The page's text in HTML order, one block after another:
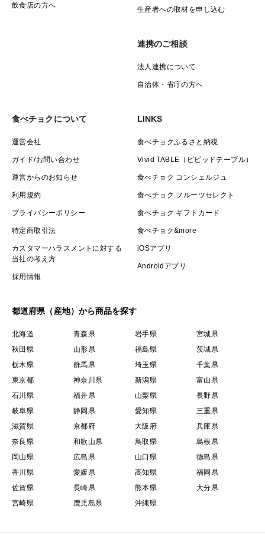
飲食店の方へ 生産者への取材を申し込む
連携のご相談
法人連携について
自治体・省庁の方へ
食べチョクについて
運営会社
ガイド/お問い合わせ
運営からのお知らせ
利用規約
プライバシーポリシー
特定商取引法
カスタマーハラスメントに対する
当社の考え方
採用情報
LINKS
食べチョクふるさと納税
Vivid TABLE（ビビッドテーブル）
食べチョク コンシェルジュ
食べチョク フルーツセレクト
食べチョク ギフトカード
食べチョク&more
iOSアプリ
Androidアプリ
都道府県（産地）から商品を探す
北海道 青森県 岩手県
宮城県
秋田県
山形県 福島県
茨城県
栃木県
群馬県 埼玉県
千葉県
東京都
神奈川県 新潟県
富山県
石川県
福井県 山梨県
長野県
岐阜県
静岡県 愛知県
三重県
滋賀県
京都府 大阪府
兵庫県
奈良県
和歌山県 鳥取県
島根県
岡山県
広島県 山口県
徳島県
香川県
愛媛県 高知県
福岡県
佐賀県
長崎県 熊本県
大分県
宮崎県
鹿児島県 沖縄県